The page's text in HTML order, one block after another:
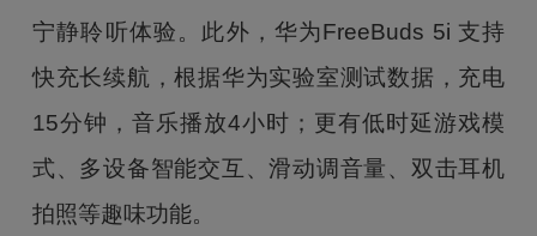
宁静聆听体验。此外，华为FreeBuds 5i 支持
快充长续航，根据华为实验室测试数据，充电
15分钟，音乐播放4小时；更有低时延游戏模
式、多设备智能交互、滑动调音量、双击耳机
拍照等趣味功能。